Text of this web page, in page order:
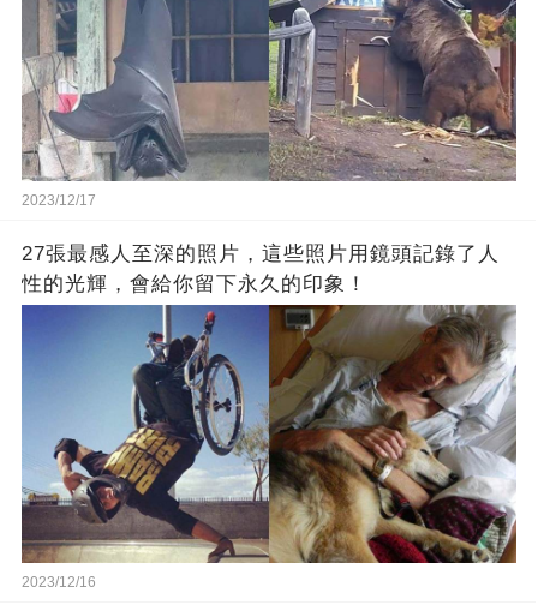
2023/12/17
27張最感人至深的照片，這些照片用鏡頭記錄了人
性的光輝，會給你留下永久的印象！
2023/12/16